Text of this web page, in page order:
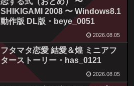
SHIKIGAMI 2008 〜 Windows8.1
動作版 DL版・beye_0051
2026.08.05
フタマタ恋愛 結愛＆煌 ミニアフ
ターストーリー・has_0121
2026.08.05